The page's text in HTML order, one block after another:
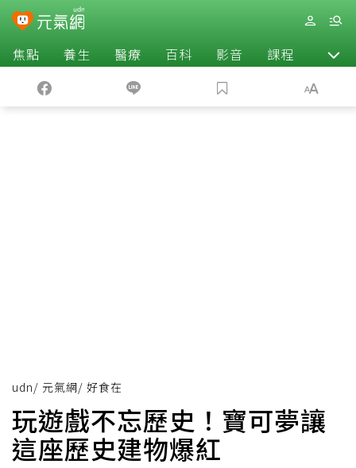
焦點 養生 醫療 百科 影音 課程 退休
udn/ 元氣網/ 好食在
玩遊戲不忘歷史！寶可夢讓
這座歷史建物爆紅